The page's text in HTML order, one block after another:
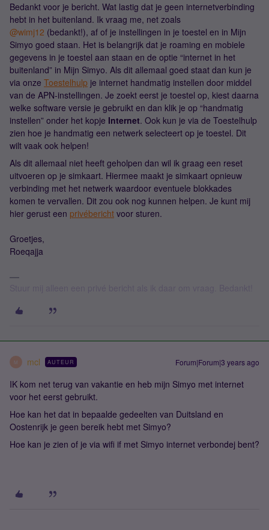
Bedankt voor je bericht. Wat lastig dat je geen internetverbinding
hebt in het buitenland. Ik vraag me, net zoals
@wimj12 (bedankt!), af of je instellingen in je toestel en in Mijn
Simyo goed staan. Het is belangrijk dat je roaming en mobiele
gegevens in je toestel aan staan en de optie “internet in het
buitenland” in Mijn Simyo. Als dit allemaal goed staat dan kun je
via onze Toestelhulp je internet handmatig instellen door middel
van de APN-instellingen. Je zoekt eerst je toestel op, kiest daarna
welke software versie je gebruikt en dan klik je op “handmatig
instellen” onder het kopje Internet. Ook kun je via de Toestelhulp
zien hoe je handmatig een netwerk selecteert op je toestel. Dit
wilt vaak ook helpen!
Als dit allemaal niet heeft geholpen dan wil ik graag een reset
uitvoeren op je simkaart. Hiermee maakt je simkaart opnieuw
verbinding met het netwerk waardoor eventuele blokkades
komen te vervallen. Dit zou ook nog kunnen helpen. Je kunt mij
hier gerust een privébericht voor sturen.
Groetjes,
Roeqajja
M mcl AUTEUR Forum|Forum|3 years ago
IK kom net terug van vakantie en heb mijn Simyo met internet
voor het eerst gebruikt.
Hoe kan het dat in bepaalde gedeelten van Duitsland en
Oostenrijk je geen bereik hebt met Simyo?
Hoe kan je zien of je via wifi if met Simyo internet verbondej bent?